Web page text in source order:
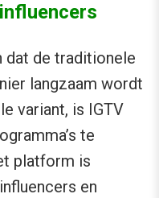
dat de traditionele
langzaam wordt
variant, is IGTV
te
platform is
en